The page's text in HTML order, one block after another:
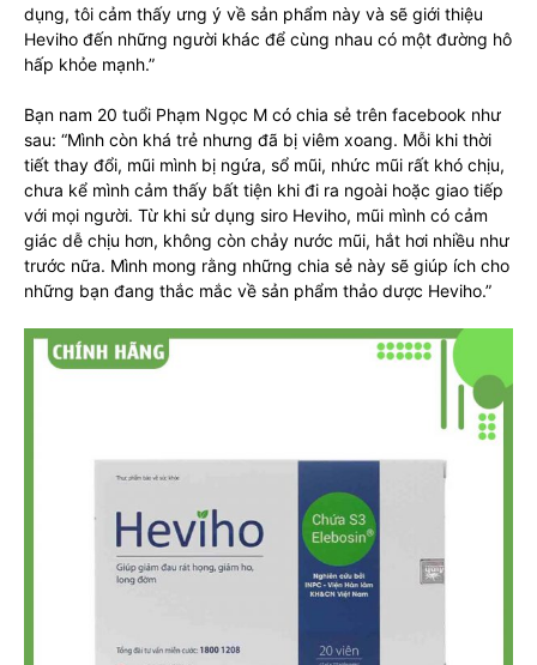
dụng, tôi cảm thấy ưng ý về sản phẩm này và sẽ giới thiệu
Heviho đến những người khác để cùng nhau có một đường hô
hấp khỏe mạnh.”
Bạn nam 20 tuổi Phạm Ngọc M có chia sẻ trên facebook như
sau: “Mình còn khá trẻ nhưng đã bị viêm xoang. Mỗi khi thời
tiết thay đổi, mũi mình bị ngứa, sổ mũi, nhức mũi rất khó chịu,
chưa kể mình cảm thấy bất tiện khi đi ra ngoài hoặc giao tiếp
với mọi người. Từ khi sử dụng siro Heviho, mũi mình có cảm
giác dễ chịu hơn, không còn chảy nước mũi, hắt hơi nhiều như
trước nữa. Mình mong rằng những chia sẻ này sẽ giúp ích cho
những bạn đang thắc mắc về sản phẩm thảo dược Heviho.”